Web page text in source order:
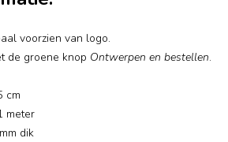
voorzien van logo.
de groene knop Ontwerpen en bestellen.
dik